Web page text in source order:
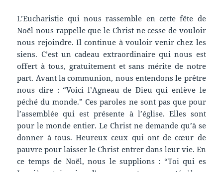
L’Eucharistie qui nous rassemble en cette fête de
Noël nous rappelle que le Christ ne cesse de vouloir
nous rejoindre. Il continue à vouloir venir chez les
siens. C’est un cadeau extraordinaire qui nous est
offert à tous, gratuitement et sans mérite de notre
part. Avant la communion, nous entendons le prêtre
nous dire : “Voici l’Agneau de Dieu qui enlève le
péché du monde.” Ces paroles ne sont pas que pour
l’assemblée qui est présente à l’église. Elles sont
pour le monde entier. Le Christ ne demande qu’à se
donner à tous. Heureux ceux qui ont de cœur de
pauvre pour laisser le Christ entrer dans leur vie. En
ce temps de Noël, nous le supplions : “Toi qui es